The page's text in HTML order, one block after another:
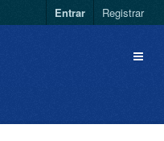
Entrar Registrar